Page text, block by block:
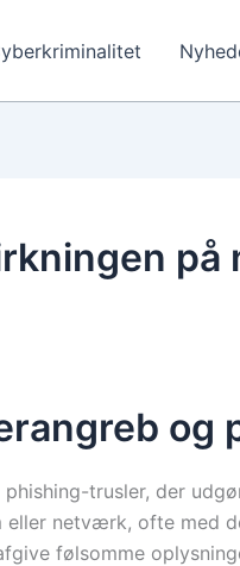
og
trusler, der
eller netværk, ofte med
følsomme